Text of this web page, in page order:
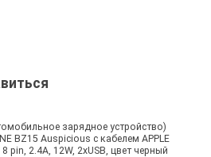
зарядное устройство)
BZ15 Auspicious с кабелем APPLE
pin, 2.4А, 12W, 2xUSB, цвет черный